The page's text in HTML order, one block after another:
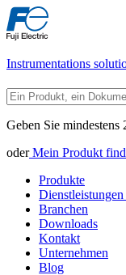
Instrumentations
Geben Sie
oderMein Produkt
Produkte
Branchen
Downloads
Kontakt
Unternehmen
Blog